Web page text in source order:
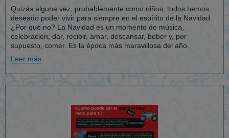
Quizás alguna vez, probablemente como niños, todos hemos
deseado poder vivir para siempre en el espíritu de la Navidad.
¿Por qué no? La Navidad es un momento de música,
celebración, dar, recibir, amar, descansar, beber y, por
supuesto, comer. Es la época más maravillosa del año.
Leer más